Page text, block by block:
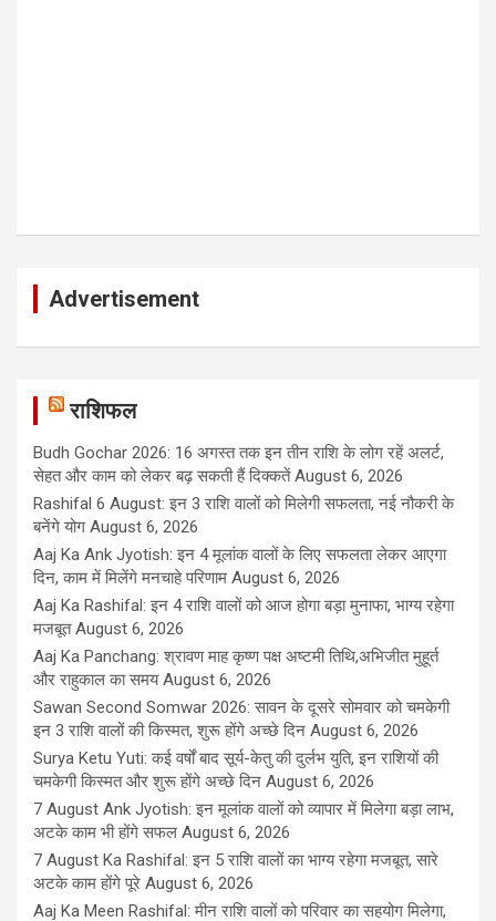
Advertisement
राशिफल
Budh Gochar 2026: 16 अगस्त तक इन तीन राशि के लोग रहें अलर्ट,
सेहत और काम को लेकर बढ़ सकती हैं दिक्कतें August 6, 2026
Rashifal 6 August: इन 3 राशि वालों को मिलेगी सफलता, नई नौकरी के
बनेंगे योग August 6, 2026
Aaj Ka Ank Jyotish: इन 4 मूलांक वालों के लिए सफलता लेकर आएगा
दिन, काम में मिलेंगे मनचाहे परिणाम August 6, 2026
Aaj Ka Rashifal: इन 4 राशि वालों को आज होगा बड़ा मुनाफा, भाग्य रहेगा
मजबूत August 6, 2026
Aaj Ka Panchang: श्रावण माह कृष्ण पक्ष अष्टमी तिथि,अभिजीत मुहूर्त
और राहुकाल का समय August 6, 2026
Sawan Second Somwar 2026: सावन के दूसरे सोमवार को चमकेगी
इन 3 राशि वालों की किस्मत, शुरू होंगे अच्छे दिन August 6, 2026
Surya Ketu Yuti: कई वर्षों बाद सूर्य-केतु की दुर्लभ युति, इन राशियों की
चमकेगी किस्मत और शुरू होंगे अच्छे दिन August 6, 2026
7 August Ank Jyotish: इन मूलांक वालों को व्यापार में मिलेगा बड़ा लाभ,
अटके काम भी होंगे सफल August 6, 2026
7 August Ka Rashifal: इन 5 राशि वालों का भाग्य रहेगा मजबूत, सारे
अटके काम होंगे पूरे August 6, 2026
Aaj Ka Meen Rashifal: मीन राशि वालों को परिवार का सहयोग मिलेगा,